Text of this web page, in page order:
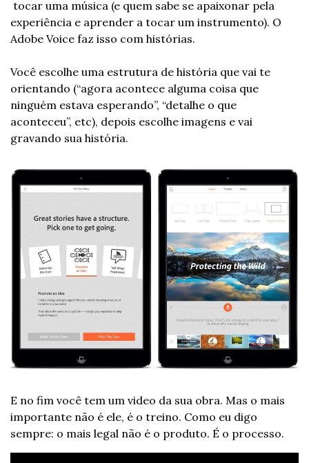
tocar uma música (e quem sabe se apaixonar pela
experiência e aprender a tocar um instrumento). O
Adobe Voice faz isso com histórias.
Você escolhe uma estrutura de história que vai te
orientando (“agora acontece alguma coisa que
ninguém estava esperando”, “detalhe o que
aconteceu”, etc), depois escolhe imagens e vai
gravando sua história.
E no fim você tem um video da sua obra. Mas o mais
importante não é ele, é o treino. Como eu digo
sempre: o mais legal não é o produto. É o processo.